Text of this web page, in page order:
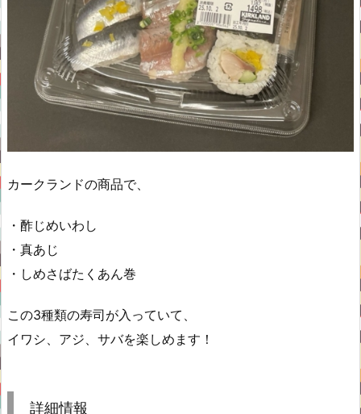
カークランドの商品で、
・酢じめいわし
・真あじ
・しめさばたくあん巻
この3種類の寿司が入っていて、
イワシ、アジ、サバを楽しめます！
詳細情報